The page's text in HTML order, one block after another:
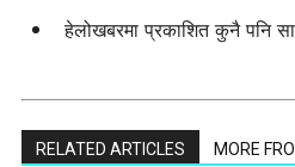
हेलोखबरमा प्रकाशित कुनै पनि
RELATED ARTICLES MORE